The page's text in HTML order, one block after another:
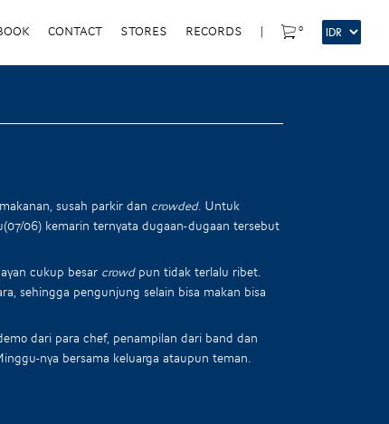
CONTACT STORES RECORDS 0
susah parkir dan crowded. Untuk
06) kemarin ternyata dugaan-dugaan tersebut
cukup besar crowdpun tidak terlalu ribet.
sehingga pengunjung selain bisa makan bisa
dari para chef, penampilan dari band dan
nya bersama keluarga ataupun teman.